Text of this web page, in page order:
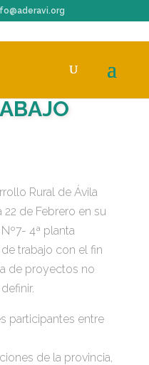
Rural de Ávila
22 de Febrero en su
4ª planta
trabajo con el fin
de proyectos no
participantes entre
de la provincia,